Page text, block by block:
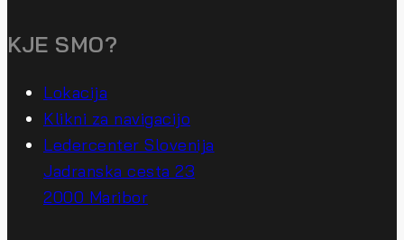
KJE SMO?
Lokacija
Klikni za navigacijo
Ledercenter Slovenija
Jadranska cesta 23
2000 Maribor